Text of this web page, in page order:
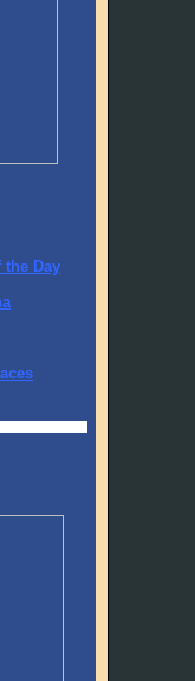
the Day